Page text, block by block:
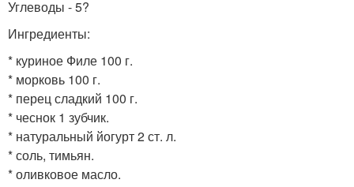
Углеводы - 5?
Ингредиенты:
* куриное Филе 100 г.
* морковь 100 г.
* перец сладкий 100 г.
* чеснок 1 зубчик.
* натуральный йогурт 2 ст. л.
* соль, тимьян.
* оливковое масло.